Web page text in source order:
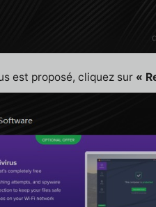
est proposé, cliquez sur «